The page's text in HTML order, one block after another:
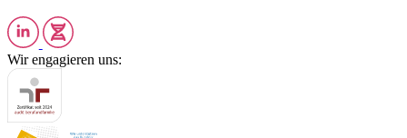
Wir engagieren uns: